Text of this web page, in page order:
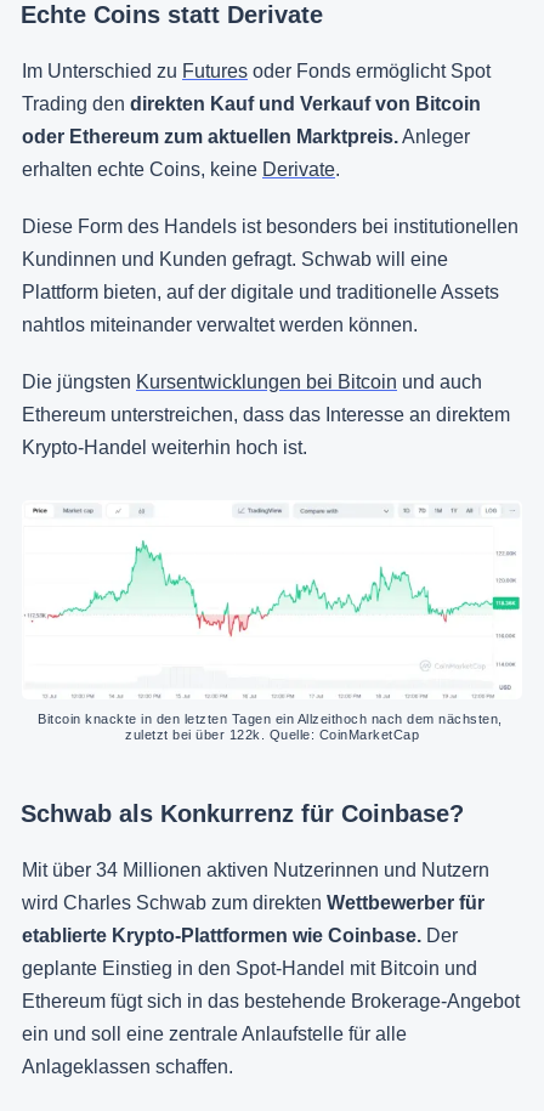
Echte Coins statt Derivate
Im Unterschied zu Futures oder Fonds ermöglicht Spot
Trading den direkten Kauf und Verkauf von Bitcoin
oder Ethereum zum aktuellen Marktpreis.Anleger
erhalten echte Coins, keine Derivate.
Diese Form des Handels ist besonders bei institutionellen
Kundinnen und Kunden gefragt. Schwab will eine
Plattform bieten, auf der digitale und traditionelle Assets
nahtlos miteinander verwaltet werden können.
Die jüngsten Kursentwicklungen bei Bitcoin und auch
Ethereum unterstreichen, dass das Interesse an direktem
Krypto-Handel weiterhin hoch ist.
Bitcoin knackte in den letzten Tagen ein Allzeithoch nach dem nächsten,
zuletzt bei über 122k. Quelle: CoinMarketCap
Schwab als Konkurrenz für Coinbase?
Mit über 34 Millionen aktiven Nutzerinnen und Nutzern
wird Charles Schwab zum direkten Wettbewerber für
etablierte Krypto-Plattformen wie Coinbase. Der
geplante Einstieg in den Spot-Handel mit Bitcoin und
Ethereum fügt sich in das bestehende Brokerage-Angebot
ein und soll eine zentrale Anlaufstelle für alle
Anlageklassen schaffen.